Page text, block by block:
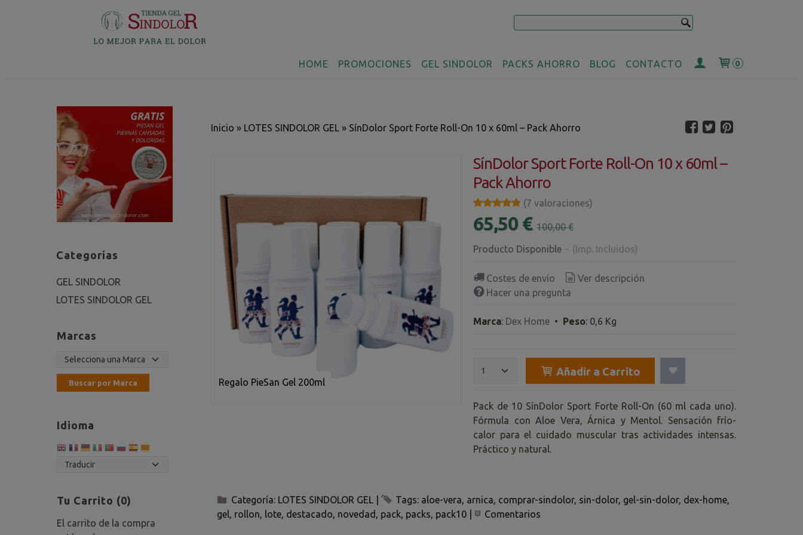
HOME PROMOCIONES GEL SINDOLOR PACKS AHORRO BLOG CONTACTO 0
Categorías
GEL SINDOLOR
LOTES SINDOLOR GEL
Marcas
Idioma
Tu Carrito (0)
El carrito de la compra
Inicio » LOTES SINDOLOR GEL » SínDolor Sport Forte Roll-On 10 x 60ml – Pack Ahorro
Regalo PieSan Gel 200ml
SínDolor Sport Forte Roll-On 10 x 60ml –
Pack Ahorro
★★★★★
★★★★★ (7 valoraciones)
65,50 € 100,00 €
Producto Disponible - (Imp. Incluidos)
Costes de envío
Ver descripción
Hacer una pregunta
Marca: Dex Home • Peso: 0,6 Kg
Añadir a Carrito
Pack de 10 SínDolor Sport Forte Roll-On (60 ml cada uno).
Fórmula con Aloe Vera, Árnica y Mentol. Sensación frío-
calor para el cuidado muscular tras actividades intensas.
Práctico y natural.
Categoría: LOTES SINDOLOR GEL Tags: aloe-vera arnica comprar-sindolor sin-dolor gel-sin-dolor dex-home
gel rollon lote destacado novedad pack packs pack10 Comentarios